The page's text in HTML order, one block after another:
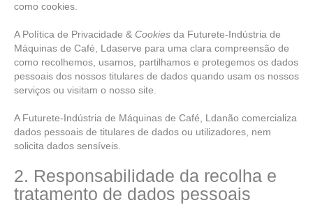
como cookies.
A Política de Privacidade & Cookies da Futurete-Indústria de
Máquinas de Café, Ldaserve para uma clara compreensão de
como recolhemos, usamos, partilhamos e protegemos os dados
pessoais dos nossos titulares de dados quando usam os nossos
serviços ou visitam o nosso site.
A Futurete-Indústria de Máquinas de Café, Ldanão comercializa
dados pessoais de titulares de dados ou utilizadores, nem
solicita dados sensíveis.
2. Responsabilidade da recolha e
tratamento de dados pessoais